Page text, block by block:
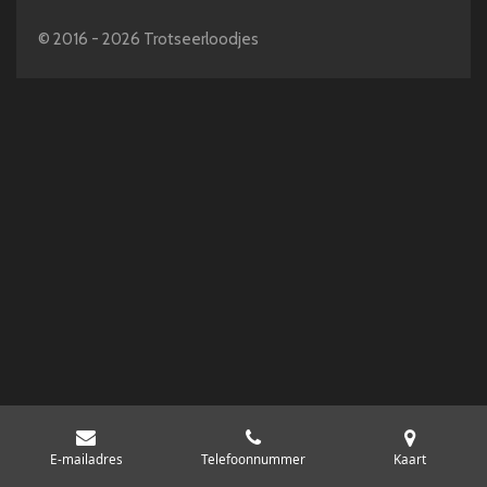
© 2016 - 2026 Trotseerloodjes
E-mailadres Telefoonnummer Kaart